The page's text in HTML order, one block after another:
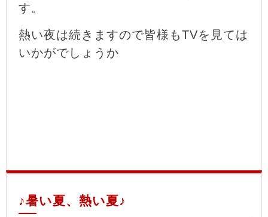
す。
熱い夜は続きますので皆様もTVを見ては
いかがでしょうか
♪暑い夏、熱い夏♪